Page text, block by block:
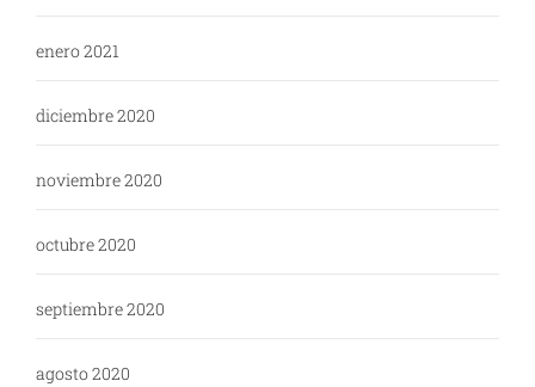
enero 2021
diciembre 2020
noviembre 2020
octubre 2020
septiembre 2020
agosto 2020